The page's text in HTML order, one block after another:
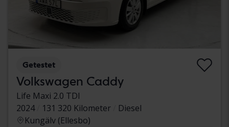
Getestet
Volkswagen Caddy
Life Maxi 2.0 TDI
2024
131 320 Kilometer
Diesel
Kungälv (Ellesbo)